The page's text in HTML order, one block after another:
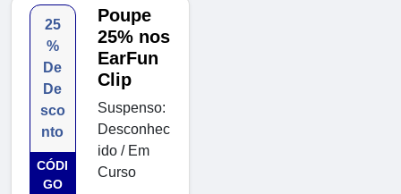
25
%
De
De
sco
nto
CÓDI
GO
Poupe
25% nos
EarFun
Clip
Suspenso:
Desconhec
ido / Em
Curso